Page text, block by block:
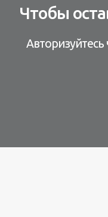
Чтобы
Авторизуйтесь